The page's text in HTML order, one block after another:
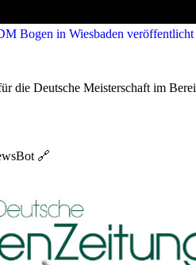
Bogen in Wiesbaden veröffentlicht
die Deutsche Meisterschaft im
🔗